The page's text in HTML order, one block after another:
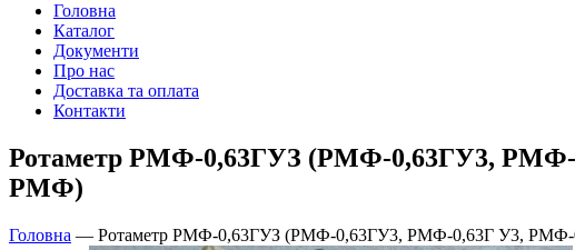
Головна
Каталог
Документи
Про нас
Доставка та оплата
Контакти
Ротаметр РМФ-0,63ГУЗ (РМФ-0,63ГУ3,
РМФ)
Головна — Ротаметр РМФ-0,63ГУЗ (РМФ-0,63ГУ3, РМФ-0,63Г У3,